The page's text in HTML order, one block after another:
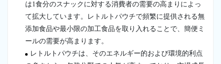
は1食分のスナックに対する消費者の需要の高まりによっ
て拡大しています。レトルトパウチで頻繁に提供される無
添加食品や最小限の加工食品を取り入れることで、簡便ミ
ールの需要が高まります。
レトルトパウチは、そのエネルギー的および環境的利点